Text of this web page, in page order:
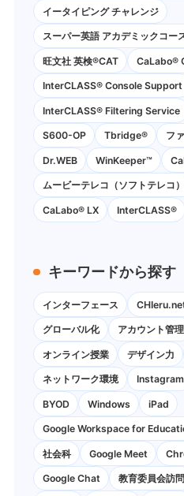
イータイピング チャレンジ
スーパー英語 アカデミックコー
旺文社 英検®CAT CaLabo®︎
InterCLASS®︎ Console Support
InterCLASS®︎ Filtering Service
S600-OP Tbridge® フ
Dr.WEB WinKeeper™
ムービーテレコ（ソフトテレコ
CaLabo® LX InterCLASS®
キーワードから探す
インターフェース
グローバル化 アカウント管理
オンライン授業 デザイン力
ネットワーク環境 Instagram
BYOD Windows iPad
Google Workspace for
社会科 Google Meet
Google Chat 教育委員会訪問